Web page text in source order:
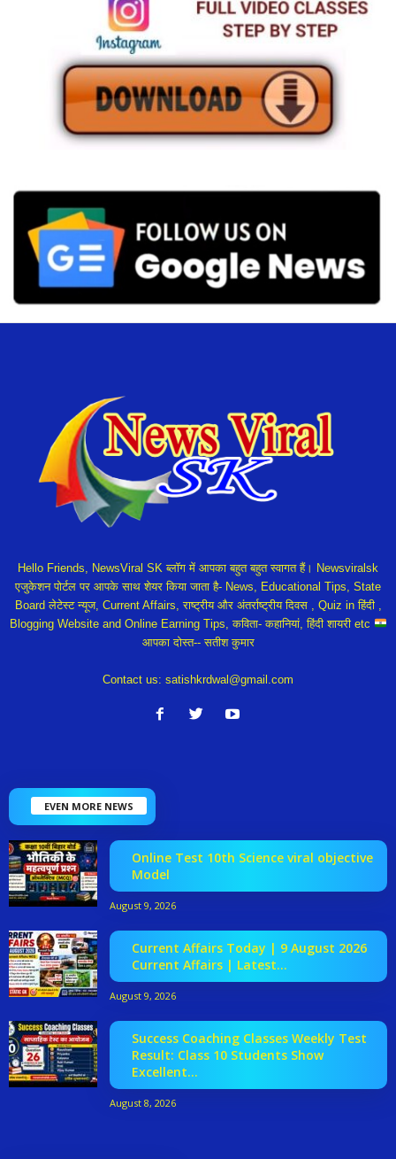
Hello Friends, NewsViral SK ब्लॉग में आपका बहुत बहुत स्वागत हैं। Newsviralsk
एजुकेशन पोर्टल पर आपके साथ शेयर किया जाता है- News, Educational Tips, State
Board लेटेस्ट न्यूज, Current Affairs, राष्ट्रीय और अंतर्राष्ट्रीय दिवस , Quiz in हिंदी ,
Blogging Website and Online Earning Tips, कविता- कहानियां, हिंदी शायरी etc
आपका दोस्त-- सतीश कुमार
Contact us: satishkrdwal@gmail.com
EVEN MORE NEWS
Online Test 10th Science viral objective
Model
August 9, 2026
Current Affairs Today | 9 August 2026
Current Affairs | Latest...
August 9, 2026
Success Coaching Classes Weekly Test
Result: Class 10 Students Show
Excellent...
August 8, 2026